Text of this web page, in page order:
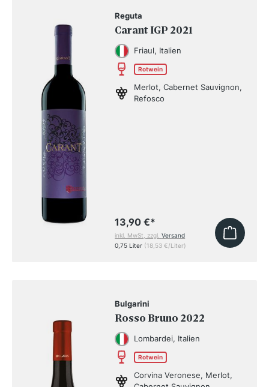
Reguta
Carant IGP 2021
Friaul, Italien
Rotwein
Merlot, Cabernet Sauvignon,
Refosco
13,90 €*
inkl. MwSt, zzgl.Versand
0,75 Liter (18,53 €/Liter)
Bulgarini
Rosso Bruno 2022
Lombardei, Italien
Rotwein
Corvina Veronese, Merlot,